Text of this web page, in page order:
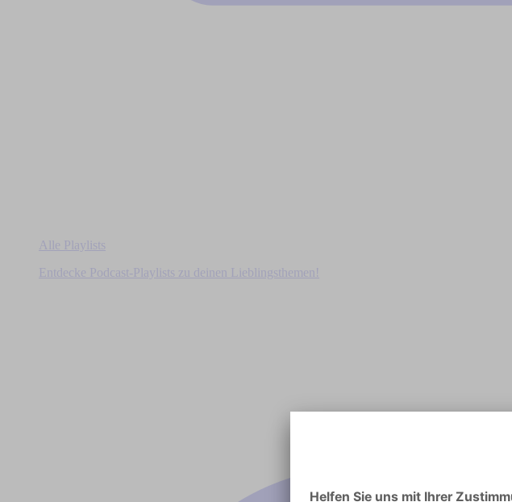
Alle Playlists
Entdecke Podcast-Playlists zu deinen Lieblingsthemen!